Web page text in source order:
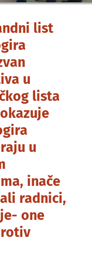
list
u
lista
u
inače
radnici,
one